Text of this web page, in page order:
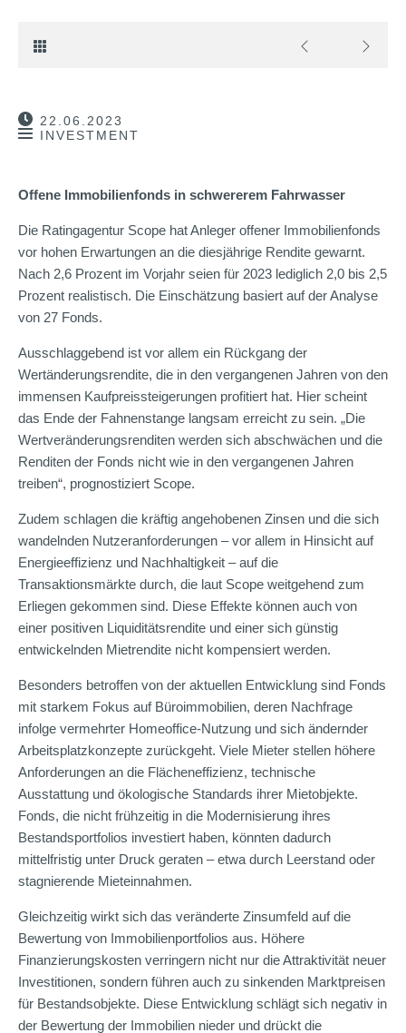
22.06.2023
INVESTMENT
Offene Immobilienfonds in schwererem Fahrwasser
Die Ratingagentur Scope hat Anleger offener Immobilienfonds
vor hohen Erwartungen an die diesjährige Rendite gewarnt.
Nach 2,6 Prozent im Vorjahr seien für 2023 lediglich 2,0 bis 2,5
Prozent realistisch. Die Einschätzung basiert auf der Analyse
von 27 Fonds.
Ausschlaggebend ist vor allem ein Rückgang der
Wertänderungsrendite, die in den vergangenen Jahren von den
immensen Kaufpreissteigerungen profitiert hat. Hier scheint
das Ende der Fahnenstange langsam erreicht zu sein. „Die
Wertveränderungsrenditen werden sich abschwächen und die
Renditen der Fonds nicht wie in den vergangenen Jahren
treiben“, prognostiziert Scope.
Zudem schlagen die kräftig angehobenen Zinsen und die sich
wandelnden Nutzeranforderungen – vor allem in Hinsicht auf
Energieeffizienz und Nachhaltigkeit – auf die
Transaktionsmärkte durch, die laut Scope weitgehend zum
Erliegen gekommen sind. Diese Effekte können auch von
einer positiven Liquiditätsrendite und einer sich günstig
entwickelnden Mietrendite nicht kompensiert werden.
Besonders betroffen von der aktuellen Entwicklung sind Fonds
mit starkem Fokus auf Büroimmobilien, deren Nachfrage
infolge vermehrter Homeoffice-Nutzung und sich ändernder
Arbeitsplatzkonzepte zurückgeht. Viele Mieter stellen höhere
Anforderungen an die Flächeneffizienz, technische
Ausstattung und ökologische Standards ihrer Mietobjekte.
Fonds, die nicht frühzeitig in die Modernisierung ihres
Bestandsportfolios investiert haben, könnten dadurch
mittelfristig unter Druck geraten – etwa durch Leerstand oder
stagnierende Mieteinnahmen.
Gleichzeitig wirkt sich das veränderte Zinsumfeld auf die
Bewertung von Immobilienportfolios aus. Höhere
Finanzierungskosten verringern nicht nur die Attraktivität neuer
Investitionen, sondern führen auch zu sinkenden Marktpreisen
für Bestandsobjekte. Diese Entwicklung schlägt sich negativ in
der Bewertung der Immobilien nieder und drückt die